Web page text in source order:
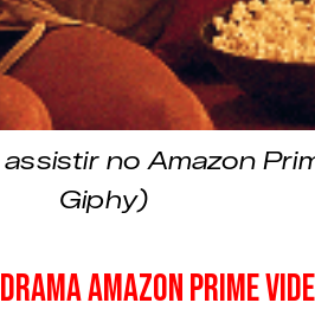
no Amazon
Giphy)
Amazon Prime